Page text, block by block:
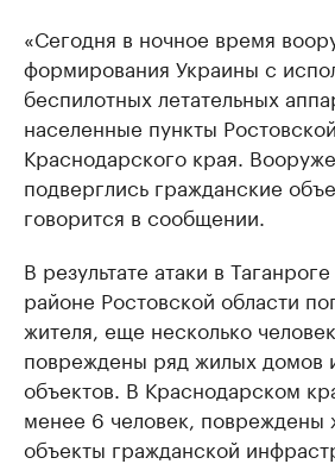
«Сегодня в ночное время
формирования Украины с
беспилотных летательных
населенные пункты
Краснодарского края.
подверглись гражданские
говорится в сообщении.
В результате атаки в
районе Ростовской области
жителя, еще несколько
повреждены ряд жилых домов
объектов. В Краснодарском
менее 6 человек, повреждены
объекты гражданской